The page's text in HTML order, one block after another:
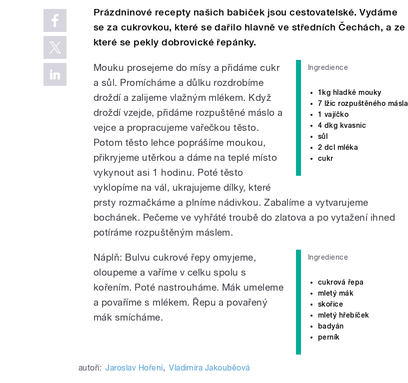
Prázdninové recepty našich babiček jsou cestovatelské. Vydáme
se za cukrovkou, které se dařilo hlavně ve středních Čechách, a ze
které se pekly dobrovické řepánky.
Ingredience
1kg hladké mouky
7 lžic rozpuštěného másla
1 vajíčko
4 dkg kvasnic
sůl
2 dcl mléka
cukr
Mouku prosejeme do mísy a přidáme cukr
a sůl. Promícháme a důlku rozdrobíme
droždí a zalijeme vlažným mlékem. Když
droždí vzejde, přidáme rozpuštěné máslo a
vejce a propracujeme vařečkou těsto.
Potom těsto lehce poprášíme moukou,
přikryjeme utěrkou a dáme na teplé místo
vykynout asi 1 hodinu. Poté těsto
vyklopíme na vál, ukrajujeme dílky, které
prsty rozmačkáme a plníme nádivkou. Zabalíme a vytvarujeme
bochánek. Pečeme ve vyhřáté troubě do zlatova a po vytažení ihned
potíráme rozpuštěným máslem.
Ingredience
cukrová řepa
mletý mák
skořice
mletý hřebíček
badyán
perník
Náplň: Bulvu cukrové řepy omyjeme,
oloupeme a vaříme v celku spolu s
kořením. Poté nastrouháme. Mák umeleme
a povaříme s mlékem. Řepu a povařený
mák smícháme.
autoři: Jaroslav Hoření, Vladimíra Jakouběová